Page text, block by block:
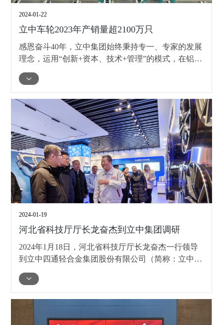
2024-01-22
立中车轮2023年产销量超2100万只
感恩奋斗40年，立中集团始终秉持专一、专家的发展
理念，运用“创新+资本、技术+管理”的模式，在铝合
金和铝合金车轮行业中持续深耕。克服各种困难，勇
于进取，2023年立中车轮的产销量成功突破2100万
局已初见成效，生产基地、销售市场和技术研发的全
球布局均已完善。铝合金车轮的海外订单占比已超过
50%，展现出集团在国际市场上的强大竞争力。
2024-01-19
河北省科技厅厅长龙奋杰到立中集团调研
2024年1月18日，河北省科技厅厅长龙奋杰一行领导
到立中四通轻合金集团股份有限公司（简称：立中集
团）调研科技创新及重点项目进展情况。省科技厅资
源配置处处长董玉慧、保定市科技局二级调研员徐春
记、管委会主任丁磊、清苑区工信局局长王占龙参加
调研。